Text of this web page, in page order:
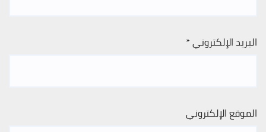
البريد الإلكتروني*
الموقع الإلكتروني